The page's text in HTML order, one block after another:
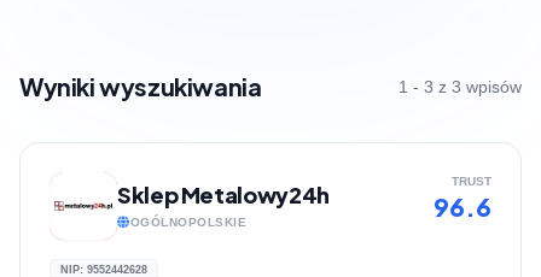
Wyniki wyszukiwania 1 - 3 z 3 wpisów
Sklep Metalowy24h
OGÓLNOPOLSKIE
TRUST
96.6
NIP: 9552442628